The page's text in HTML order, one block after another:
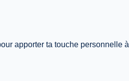
apporter ta touche personnelle à